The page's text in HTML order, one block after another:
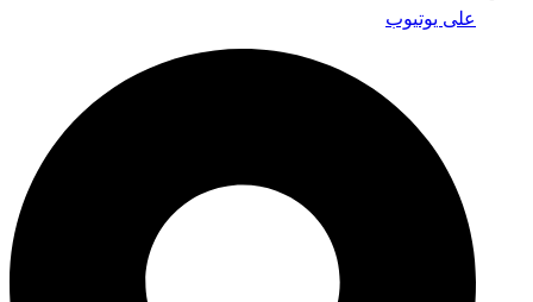
على يوتيوب